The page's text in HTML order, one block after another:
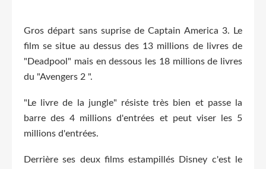
Gros départ sans suprise de Captain America 3. Le
film se situe au dessus des 13 millions de livres de
"Deadpool" mais en dessous les 18 millions de livres
du "Avengers 2 ".
"Le livre de la jungle" résiste très bien et passe la
barre des 4 millions d'entrées et peut viser les 5
millions d'entrées.
Derrière ses deux films estampillés Disney c'est le